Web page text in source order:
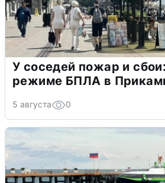
У соседей пожар и
режиме БПЛА в
5 августа 0